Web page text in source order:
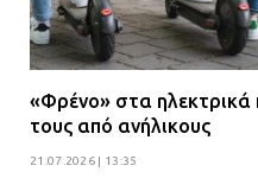
«Φρένο» στα ηλεκτρικά
τους από ανήλικους
21.07.2026 | 13:35